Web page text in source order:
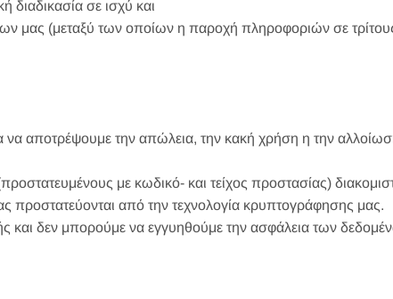
διαδικασία σε ισχύ και
μας (μεταξύ των οποίων η παροχή πληροφοριών σε
να αποτρέψουμε την απώλεια, την κακή χρήση η την
με κωδικό- και τείχος προστασίας)
προστατεύονται από την τεχνολογία κρυπτογράφησης μας.
και δεν μπορούμε να εγγυηθούμε την ασφάλεια των